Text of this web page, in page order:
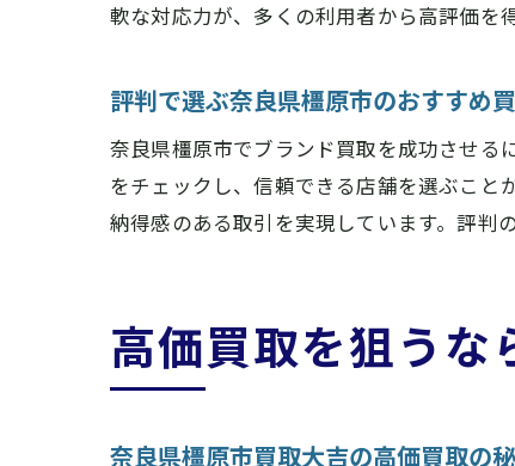
軟な対応力が、多くの利用者から高評価を
評判で選ぶ奈良県橿原市のおすすめ
奈良県橿原市でブランド買取を成功させる
をチェックし、信頼できる店舗を選ぶこと
納得感のある取引を実現しています。評判
高価買取を狙うな
奈良県橿原市買取大吉の高価買取の